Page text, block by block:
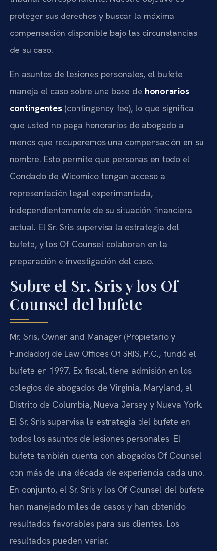
proteger sus derechos y buscar la máxima
compensación disponible bajo las circunstancias
de su caso.
En asuntos de lesiones personales, el bufete
maneja el caso sobre una base de honorarios
contingentes (contingency fee), lo que significa
que usted no paga honorarios de abogado a
menos que recuperemos una compensación en su
nombre. Esto permite que personas en todo el
Condado de Wicomico tengan acceso a
representación legal experimentada,
independientemente de su situación financiera
actual. El Sr. Sris supervisa la estrategia del
bufete, y los Of Counsel colaboran en la
preparación e investigación del caso.
Sobre el Sr. Sris y los Of
Counsel del bufete
Mr. Sris, Owner and Manager (Propietario y
Fundador) de Law Offices Of SRIS, P.C., fundó el
bufete en 1997. Ex fiscal, tiene admisión en los
colegios de abogados de Virginia, Maryland, el
Distrito de Columbia, Nueva Jersey y Nueva York.
El Sr. Sris supervisa la estrategia del bufete en
todos los asuntos de lesiones personales. El
bufete también cuenta con abogados Of Counsel
con más de una década de experiencia cada uno.
En conjunto, el Sr. Sris y los Of Counsel del bufete
han manejado miles de casos y han obtenido
resultados favorables para sus clientes. Los
resultados pueden variar.